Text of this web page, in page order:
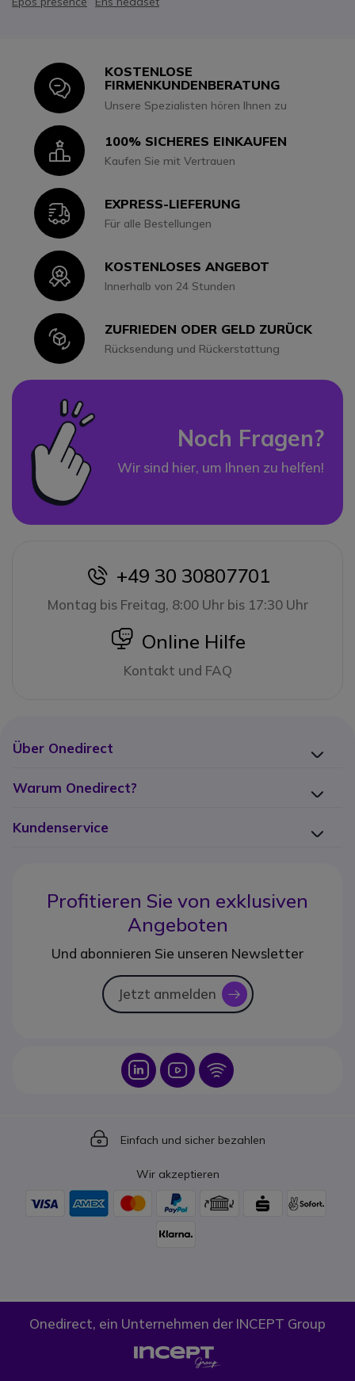
Icon
KOSTENLOSE
FIRMENKUNDENBERATUNG
Unsere Spezialisten hören Ihnen zu
Icon100% SICHERES EINKAUFEN
Kaufen Sie mit Vertrauen
IconEXPRESS-LIEFERUNG
Für alle Bestellungen
IconKOSTENLOSES ANGEBOT
Innerhalb von 24 Stunden
IconZUFRIEDEN ODER GELD ZURÜCK
Rücksendung und Rückerstattung
Noch Fragen?
Wir sind hier, um Ihnen zu helfen!
icon
+49 30 30807701
Montag bis Freitag, 8:00 Uhr bis 17:30 Uhr
icon
Online Hilfe
Kontakt und FAQ
Über Onedirect
Warum Onedirect?
Kundenservice
Profitieren Sie von exklusiven
Angeboten
Und abonnieren Sie unseren Newsletter
Jetzt anmelden icon
Icon Icon Icon
Icon
Einfach und sicher bezahlen
Wir akzeptieren
Onedirect, ein Unternehmen der INCEPT Group